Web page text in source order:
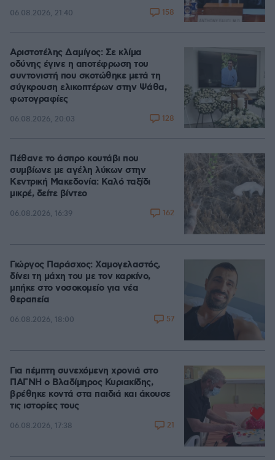
06.08.2026, 21:40 158
Αριστοτέλης Δαμίγος: Σε κλίμα
οδύνης έγινε η αποτέφρωση του
συντονιστή που σκοτώθηκε μετά τη
σύγκρουση ελικοπτέρων στην Ψάθα,
φωτογραφίες
06.08.2026, 20:03 128
Πέθανε το άσπρο κουτάβι που
συμβίωνε με αγέλη λύκων στην
Κεντρική Μακεδονία: Καλό ταξίδι
μικρέ, δείτε βίντεο
06.08.2026, 16:39 162
Γιώργος Παράσχος: Χαμογελαστός,
δίνει τη μάχη του με τον καρκίνο,
μπήκε στο νοσοκομείο για νέα
θεραπεία
06.08.2026, 18:00 57
Για πέμπτη συνεχόμενη χρονιά στο
ΠΑΓΝΗ ο Βλαδίμηρος Κυριακίδης,
βρέθηκε κοντά στα παιδιά και άκουσε
τις ιστορίες τους
06.08.2026, 17:38 21